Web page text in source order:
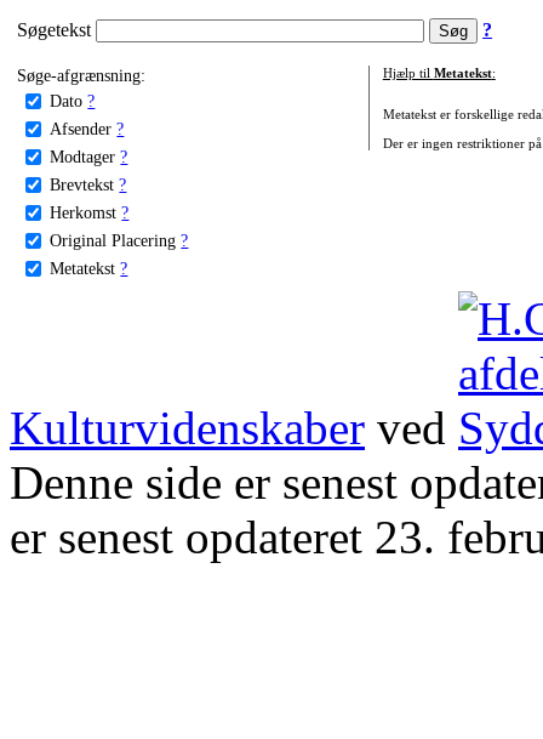
Søgetekst ?
Søge-afgrænsning:
Dato ?
Afsender ?
Modtager ?
Brevtekst ?
Herkomst ?
Original Placering ?
Metatekst ?
Hjælp til Metatekst:
Metatekst er forskellige
Der er ingen restriktioner
Kulturvidenskaber ved
Denne side er senest
er senest opdateret 23.